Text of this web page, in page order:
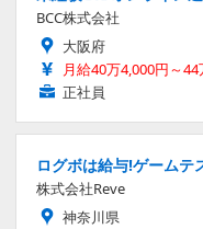
BCC株式会社
大阪府
月給40万4,000円～44
正社員
ログボは給与!ゲーム
株式会社Reve
神奈川県